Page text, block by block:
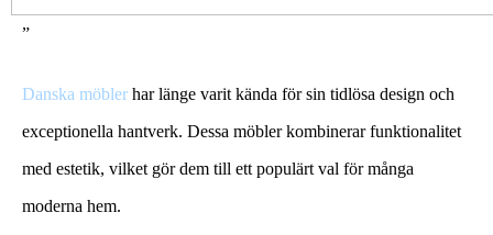
”
Danska möbler har länge varit kända för sin tidlösa design och
exceptionella hantverk. Dessa möbler kombinerar funktionalitet
med estetik, vilket gör dem till ett populärt val för många
moderna hem.